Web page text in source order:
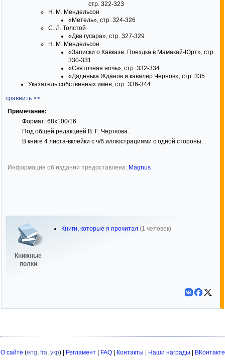
стр. 322-323
H. М. Мендельсон
«Метель», стр. 324-326
С. Л. Толстой
«Два гусара», стр. 327-329
H. М. Мендельсон
«Записки о Кавказе. Поездка в Мамакай-Юрт», стр.
330-331
«Святочная ночь», стр. 332-334
«Дяденька Жданов и кавалер Чернов», стр. 335
Указатель собственных имен, стр. 336-344
сравнить >>
Примечание:
Формат: 68x100/16.
Под общей редакцией В. Г. Черткова.
В книге 4 листа-вклейки с ч/б иллюстрациями с одной стороны.
Информация об издании предоставлена: Magnus
Книжные
полки
Книги, которые я прочитал (1 человек)
О сайте (eng, fra, укр) | Регламент| FAQ| Контакты Наши награды ВКонтакте